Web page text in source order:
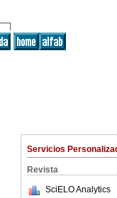
Servicios
Revista
SciELO Analytics